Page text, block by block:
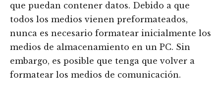
que puedan contener datos. Debido a que
todos los medios vienen preformateados,
nunca es necesario formatear inicialmente los
medios de almacenamiento en un PC. Sin
embargo, es posible que tenga que volver a
formatear los medios de comunicación.